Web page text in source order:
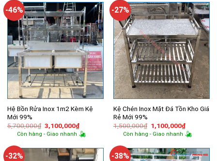
1,120,000₫.
-46%
Hệ Bồn Rửa Inox 1m2 Kèm Kệ
Mới 99%
5,700,000₫ Giá
gốc
là:
3,100,000₫Giá
hiện
tại
3,100,000₫.
Còn hàng - Giao nhanh
-27%
Kệ Chén Inox Mặt Đá Tồn Kho Giá
Rẻ Mới 99%
1,500,000₫ Giá
gốc
là:
1,100,000₫Giá
hiện
tại
Còn hàng - Giao nhanh
-32% -38%